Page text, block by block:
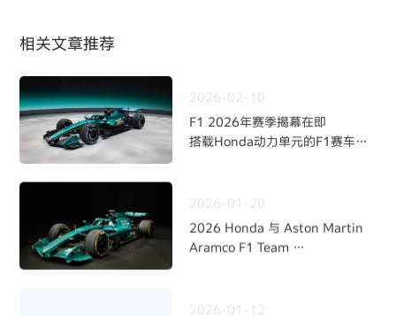
相关文章推荐
2026-02-10
F1 2026年赛季揭幕在即
搭载Honda动力单元的F1赛车
2026-01-20
2026 Honda 与 Aston Martin
Aramco F1 Team
2026-01-12